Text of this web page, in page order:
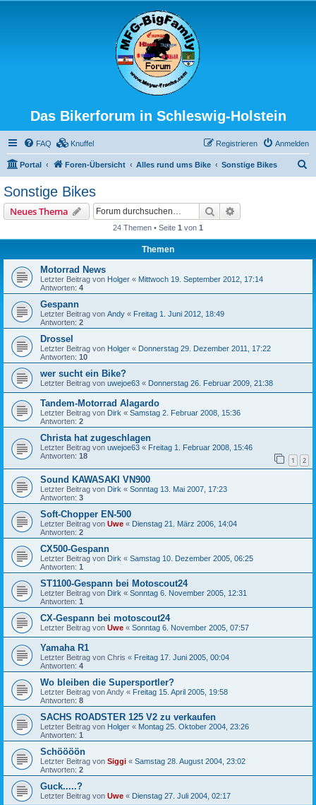
Das Bikerforum in Schleswig-Holstein
FAQ Knuffel Anmelden
Registrieren
Portal Foren-Übersicht Alles rund ums Bike Sonstige Bikes
Sonstige Bikes
Neues Thema Suche
24 Themen • Seite 1 von 1
Themen
Motorrad News
Letzter Beitrag von Holger « Mittwoch 19. September 2012, 17:14
Antworten: 4
Gespann
Letzter Beitrag von Andy « Freitag 1. Juni 2012, 18:49
Antworten: 2
Drossel
Letzter Beitrag von Holger « Donnerstag 29. Dezember 2011, 17:22
Antworten: 10
wer sucht ein Bike?
Letzter Beitrag von uwejoe63 « Donnerstag 26. Februar 2009, 21:38
Tandem-Motorrad Alagardo
Letzter Beitrag von Dirk « Samstag 2. Februar 2008, 15:36
Antworten: 2
Christa hat zugeschlagen
Letzter Beitrag von uwejoe63 « Freitag 1. Februar 2008, 15:46
Antworten: 18 1 2
Sound KAWASAKI VN900
Letzter Beitrag von Dirk « Sonntag 13. Mai 2007, 17:23
Antworten: 3
Soft-Chopper EN-500
Letzter Beitrag von Uwe « Dienstag 21. März 2006, 14:04
Antworten: 2
CX500-Gespann
Letzter Beitrag von Dirk « Samstag 10. Dezember 2005, 06:25
Antworten: 1
ST1100-Gespann bei Motoscout24
Letzter Beitrag von Dirk « Sonntag 6. November 2005, 12:31
Antworten: 1
CX-Gespann bei motoscout24
Letzter Beitrag von Uwe « Sonntag 6. November 2005, 07:57
Yamaha R1
Letzter Beitrag von Chris « Freitag 17. Juni 2005, 00:04
Antworten: 4
Wo bleiben die Supersportler?
Letzter Beitrag vonAndy « Freitag 15. April 2005, 19:58
Antworten: 8
SACHS ROADSTER 125 V2 zu verkaufen
Letzter Beitrag von Holger « Montag 25. Oktober 2004, 23:26
Antworten: 1
Schöööön
Letzter Beitrag von Siggi « Samstag 28. August 2004, 23:02
Antworten: 2
Guck.....?
Letzter Beitrag von Uwe « Dienstag 27. Juli 2004, 02:17